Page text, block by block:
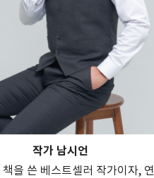
작가 남시언
을 쓴 베스트셀러 작가이자, 연